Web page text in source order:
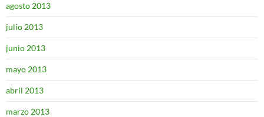
agosto 2013
julio 2013
junio 2013
mayo 2013
abril 2013
marzo 2013